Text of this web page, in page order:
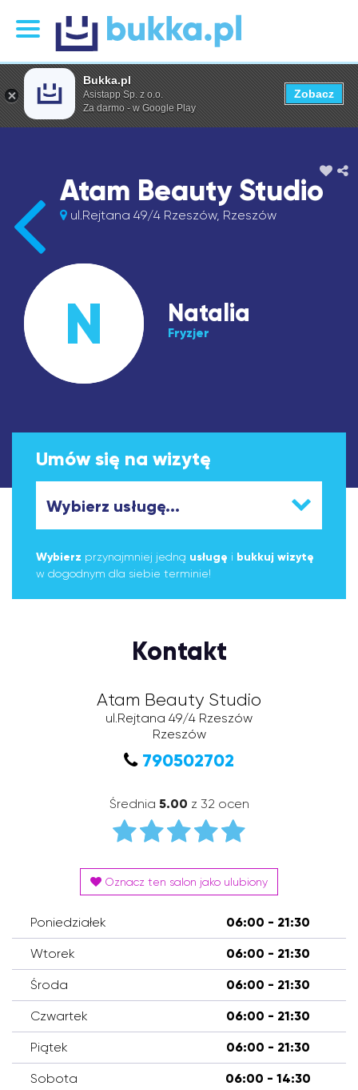
Atam Beauty Studio
ul.Rejtana 49/4 Rzeszów, Rzeszów
N Natalia
Fryzjer
Umów się na wizytę
Wybierz przynajmniej jedną usługę i bukkuj wizytę
w dogodnym dla siebie terminie!
Kontakt
Atam Beauty Studio
ul.Rejtana 49/4 Rzeszów
Rzeszów
790502702
Średnia 5.00 z 32 ocen
Oznacz ten salon jako ulubiony
Poniedziałek 06:00 - 21:30
Wtorek 06:00 - 21:30
Środa 06:00 - 21:30
Czwartek 06:00 - 21:30
Piątek 06:00 - 21:30
Sobota 06:00 - 14:30
Bukka.pl
Asistapp Sp. z o.o.
Za darmo - w Google Play
Zobacz